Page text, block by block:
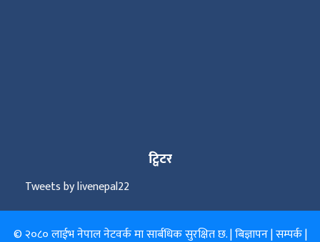
ट्विटर
Tweets by livenepal22
© २०८० लाईभ नेपाल नेटवर्क मा सार्बधिक सुरक्षित छ. |बिज्ञापन|सम्पर्क|